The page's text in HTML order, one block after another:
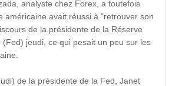
analyste chez Forex, a toutefois
américaine avait réussi à "retrouver son
de la présidente de la Réserve
jeudi, ce qui pesait un peu sur les
de la présidente de la Fed, Janet